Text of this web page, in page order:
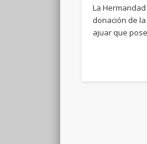
La
donación de
ajuar que